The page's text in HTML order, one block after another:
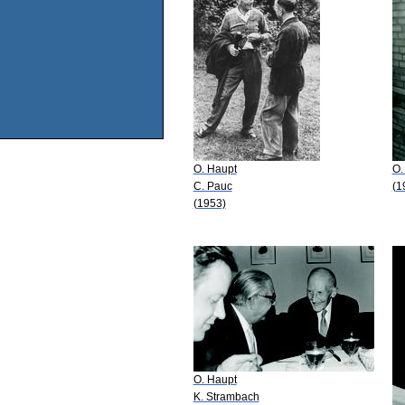
O. Haupt
C. Pauc
(1953)
O. Haupt
K. Strambach